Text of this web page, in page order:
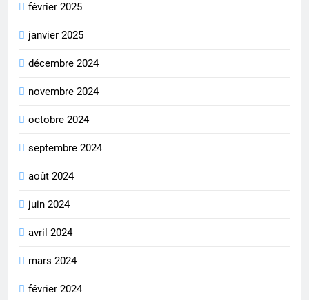
février 2025
janvier 2025
décembre 2024
novembre 2024
octobre 2024
septembre 2024
août 2024
juin 2024
avril 2024
mars 2024
février 2024